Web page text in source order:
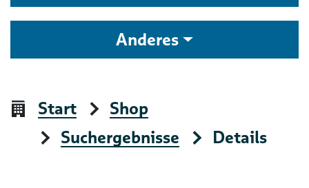
Anderes
Start
Shop
Suchergebnisse
Details